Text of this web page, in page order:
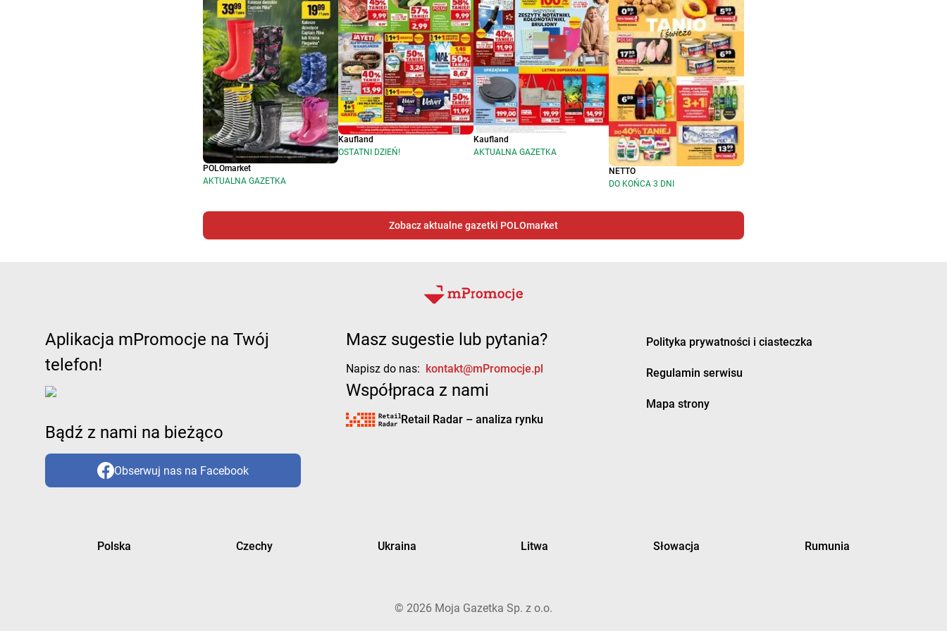
POLOmarket
AKTUALNA GAZETKA
Kaufland
OSTATNI DZIEŃ!
Kaufland
AKTUALNA GAZETKA
NETTO
DO KOŃCA 3 DNI
Zobacz aktualne gazetki POLOmarket
Aplikacja mPromocje na Twój
telefon!
Bądź z nami na bieżąco
Obserwuj nas na Facebook
Masz sugestie lub pytania?
Napisz do nas: kontakt@mPromocje.pl
Współpraca z nami
Retail Radar – analiza rynku
Polityka prywatności i ciasteczka
Regulamin serwisu
Mapa strony
Polska Czechy Ukraina Litwa Słowacja Rumunia
© 2026 Moja Gazetka Sp. z o.o.